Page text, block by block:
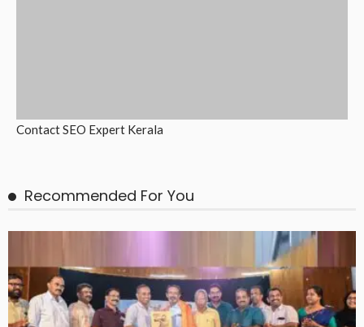
ContactSEO Expert Kerala
Recommended For You